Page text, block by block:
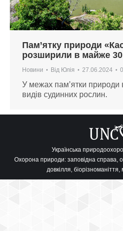
Пам’ятку природи
розширили в майже 30
Новини Від Юлія 27.06.2024
У межах пам’ятки природи
видів судинних рослин.
Українська
Охорона природи: заповідна справа,
довкілля,